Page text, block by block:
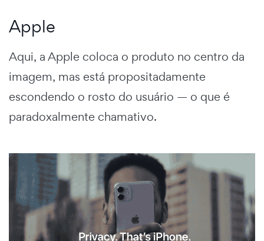
Apple
Aqui, a Apple coloca o produto no centro da
imagem, mas está propositadamente
escondendo o rosto do usuário — o que é
paradoxalmente chamativo.